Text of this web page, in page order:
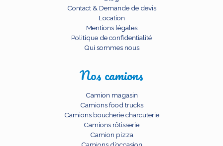
Contact & Demande de devis
Location
Mentions légales
Politique de confidentialité
Qui sommes nous
Nos camions
Camion magasin
Camions food trucks
Camions boucherie charcuterie
Camions rôtisserie
Camion pizza